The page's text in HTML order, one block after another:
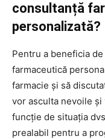
consultanță
personalizată?
Pentru a beneficia
farmaceutică
farmacie și să
vor asculta nevoile
funcție de situația
prealabil pentru a